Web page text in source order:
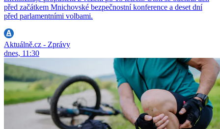
před začátkem Mnichovské bezpečnostní konference a deset dní
před parlamentními volbami.
Aktuálně.cz - Zprávy
dnes, 11:30